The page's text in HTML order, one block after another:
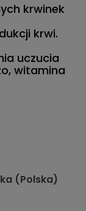
krwinek
krwi.
uczucia
witamina
(Polska)
płatności